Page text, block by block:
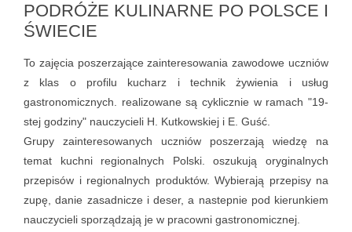
PODRÓŻE KULINARNE PO POLSCE I
ŚWIECIE
To zajęcia poszerzające zainteresowania zawodowe uczniów
z klas o profilu kucharz i technik żywienia i usług
gastronomicznych. realizowane są cyklicznie w ramach "19-
stej godziny" nauczycieli H. Kutkowskiej i E. Guść.
Grupy zainteresowanych uczniów poszerzają wiedzę na
temat kuchni regionalnych Polski. oszukują oryginalnych
przepisów i regionalnych produktów. Wybierają przepisy na
zupę, danie zasadnicze i deser, a nastepnie pod kierunkiem
nauczycieli sporządzają je w pracowni gastronomicznej.